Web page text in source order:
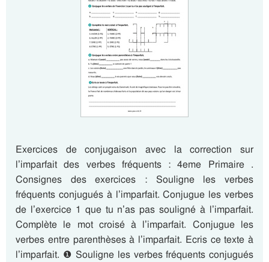
Exercices de conjugaison avec la correction sur
l’imparfait des verbes fréquents : 4eme Primaire .
Consignes des exercices : Souligne les verbes
fréquents conjugués à l’imparfait. Conjugue les verbes
de l’exercice 1 que tu n’as pas souligné à l’imparfait.
Complète le mot croisé à l’imparfait. Conjugue les
verbes entre parenthèses à l’imparfait. Ecris ce texte à
l’imparfait. ❶ Souligne les verbes fréquents conjugués